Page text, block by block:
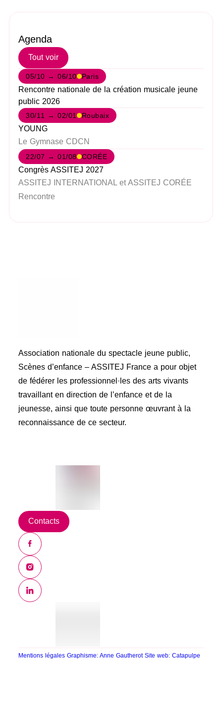
Agenda
Tout voir
05/10 → 06/10 Paris
Rencontre nationale de la création musicale jeune
public 2026
30/11 → 02/01 Roubaix
YOUNG
Le Gymnase CDCN
22/07 → 01/08 CORÉE
Congrès ASSITEJ 2027
ASSITEJ INTERNATIONAL et ASSITEJ CORÉE
Rencontre
Association nationale du spectacle jeune public,
Scènes d’enfance – ASSITEJ France a pour objet
de fédérer les professionnel·les des arts vivants
travaillant en direction de l’enfance et de la
jeunesse, ainsi que toute personne œuvrant à la
reconnaissance de ce secteur.
Contacts
Mentions légalesGraphisme: Anne GautherotSite web: Catapulpe